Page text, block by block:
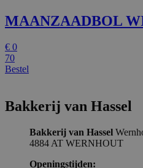
MAANZAADBOL
€ 0
70
Bestel
Bakkerij van Hassel
Bakkerij van Hassel
4884 AT WERNHOUT
Openingstijden: